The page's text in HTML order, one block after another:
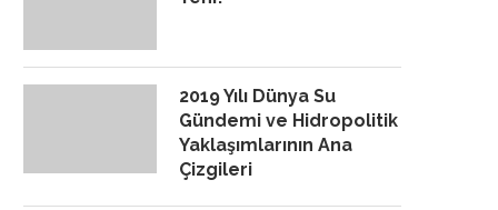
2019 Yılı Dünya Su
Gündemi ve Hidropolitik
Yaklaşımlarının Ana
Çizgileri